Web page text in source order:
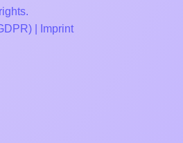
| Imprint